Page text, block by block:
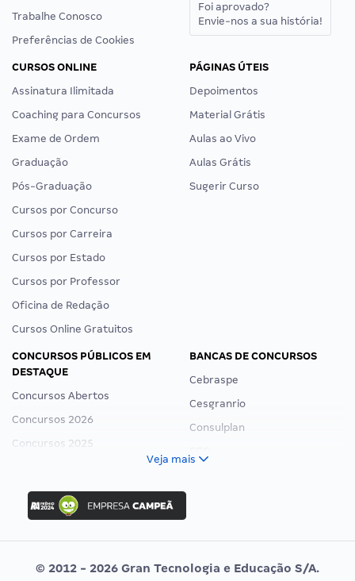
Trabalhe Conosco
Preferências de Cookies
Foi aprovado?
Envie-nos a sua história!
CURSOS ONLINE
Assinatura Ilimitada
Coaching para Concursos
Exame de Ordem
Graduação
Pós-Graduação
Cursos por Concurso
Cursos por Carreira
Cursos por Estado
Cursos por Professor
Oficina de Redação
Cursos Online Gratuitos
PÁGINAS ÚTEIS
Depoimentos
Material Grátis
Aulas ao Vivo
Aulas Grátis
Sugerir Curso
CONCURSOS PÚBLICOS EM
DESTAQUE
Concursos Abertos
Concursos 2026
Concursos 2025
Concurso Ibama
Concurso MPU
Editais publicados
BANCAS DE CONCURSOS
Cebraspe
Cesgranrio
Consulplan
Vunesp
Veja mais
© 2012 - 2026 Gran Tecnologia e Educação S/A.